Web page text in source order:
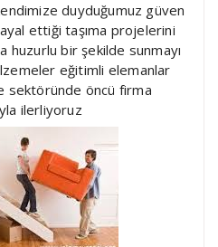
duyduğumuz güven
ettiği taşıma projelerini
huzurlu bir şekilde sunmayı
eğitimli elemanlar
sektöründe öncü firma
ilerliyoruz